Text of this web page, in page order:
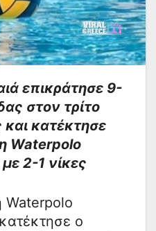
επικράτησε 9-
στον τρίτο
κατέκτησε
Waterpolo
2-1 νίκες
Waterpolo
ο